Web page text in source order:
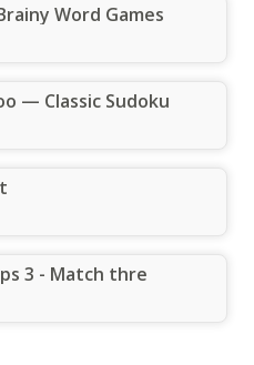
Word Games
— Classic Sudoku
3 - Match thre